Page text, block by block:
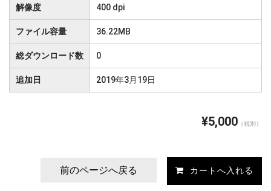
解像度 400 dpi
ファイル容量 36.22MB
総ダウンロード数 0
追加日 2019年3月19日
¥5,000 （税別）
前のページへ戻る